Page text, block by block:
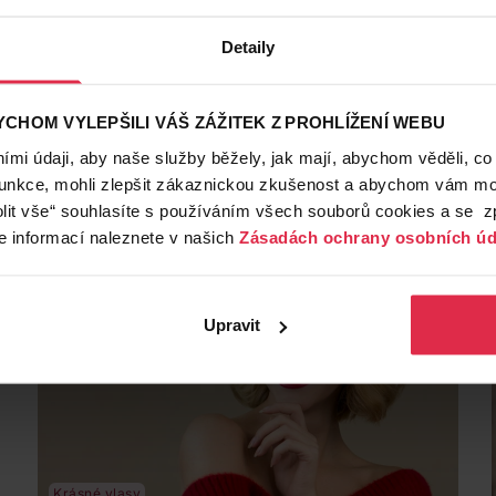
Detaily
VYLEPŠILI VÁŠ ZÁŽITEK Z PROHLÍŽENÍ WEBU
údaji, aby naše služby běžely, jak mají, abychom věděli,
mohli zlepšit zákaznickou zkušenost a abychom vám
vše“ souhlasíte s používáním všech souborů cookies a se
informací naleznete v našich Zásadách ochrany osobních
Upravit
Praktický a jednoduchý: culík 3x jinak
všedně a nudně, zkuste naše 3 tipy na culík trochu jinak.
S našimi rychlými návody budete vypadat skvěle za
každé situace. Zkusíte uhlazený culík, nebo rozverný s
copánky? Na jaký culík máte dnes náladu?
Syoss Nivea dlouhé vlasy
Krásné vlasy